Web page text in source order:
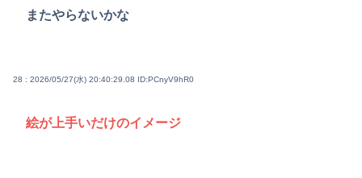
またやらないかな
28 : 2026/05/27(水) 20:40:29.08 ID:PCnyV9hR0
絵が上手いだけのイメージ